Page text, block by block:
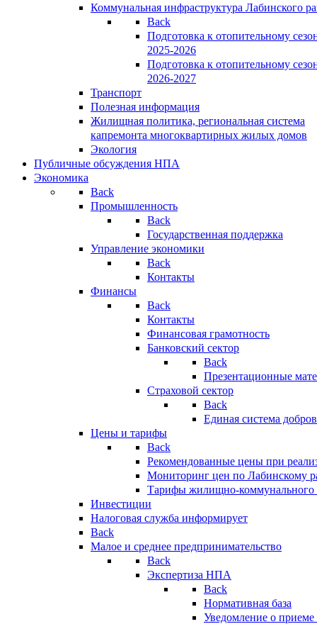
Коммунальная инфраструктура Лабинского
Back
Подготовка к отопительному
2025-2026
Подготовка к отопительному
2026-2027
Транспорт
Полезная информация
Жилищная политика, региональная система
капремонта многоквартирных жилых домов
Экология
Публичные обсуждения НПА
Экономика
Back
Промышленность
Back
Государственная поддержка
Управление экономики
Back
Контакты
Финансы
Back
Контакты
Финансовая грамотность
Банковский сектор
Back
Презентационные
Страховой сектор
Back
Единая система
Цены и тарифы
Back
Рекомендованные цены при
Мониторинг цен по Лабинскому
Тарифы жилищно-коммунального
Инвестиции
Налоговая служба информирует
Back
Малое и среднее предпринимательство
Back
Экспертиза НПА
Back
Нормативная база
Уведомление о